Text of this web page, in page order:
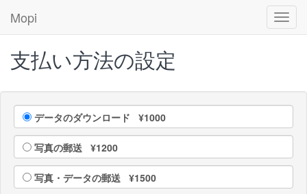
Mopi
支払い方法の設定
データのダウンロード ¥1000
写真の郵送 ¥1200
写真・データの郵送 ¥1500